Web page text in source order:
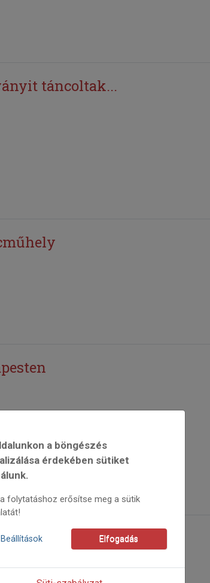
táncoltak...
a böngészés
érdekében sütiket
a folytatáshoz erősítse meg a sütik
Beállítások Elfogadás